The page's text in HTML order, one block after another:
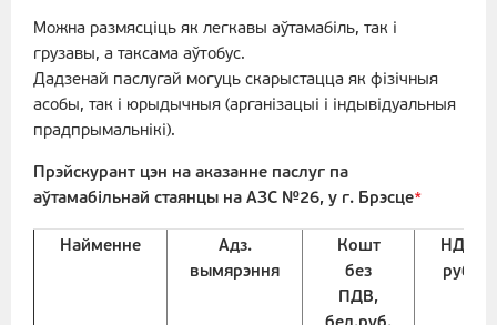
Можна размясціць як легкавы аўтамабіль, так і
грузавы, а таксама аўтобус.
Дадзенай паслугай могуць скарыстацца як фізічныя
асобы, так і юрыдычныя (арганізацыі і індывідуальныя
прадпрымальнікі).
Прэйскурант цэн на аказанне паслуг па
аўтамабільнай стаянцы на АЗС №26, у г. Брэсце*
Найменне
Адз.
вымярэння
Кошт
без
ПДВ,
НДС,
руб.